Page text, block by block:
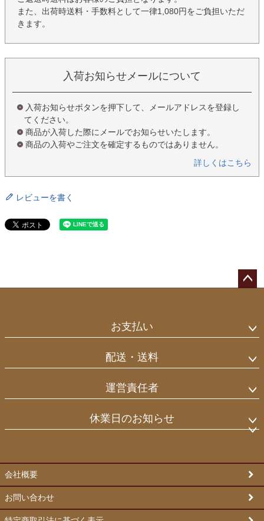
また、出荷時送料・手数料として一律1,080円をご負担いただ
きます。
入荷お知らせメールについて
入荷お知らせボタンを押下して、メールアドレスを登録し
てください。
商品が入荷した際にメールでお知らせいたします。
商品の入荷やご注文を確定するものではありません。
詳しくはこちら
レビューを書く
お支払い
配送・送料
運営責任者
休業日のお知らせ
会社概要
お問い合わせ